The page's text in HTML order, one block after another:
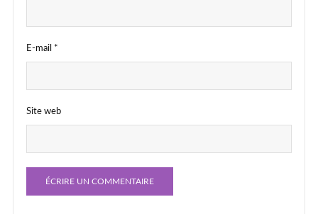
E-mail *
Site web